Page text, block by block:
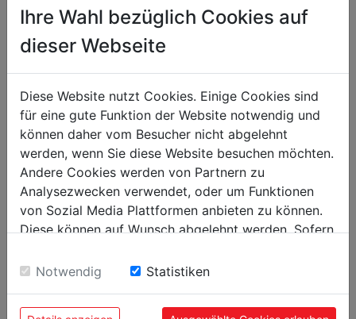
packaging
packaging width in mm
400
packaging length in mm
700
general data
EAN code
9120039903620
PU in pieces
5
Ihre Wahl bezüglich Cookies auf
dieser Webseite
Diese Website nutzt Cookies. Einige Cookies sind
für eine gute Funktion der Website notwendig und
können daher vom Besucher nicht abgelehnt
werden, wenn Sie diese Website besuchen möchten.
Andere Cookies werden von Partnern zu
Analysezwecken verwendet, oder um Funktionen
von Sozial Media Plattformen anbieten zu können.
Diese können auf Wunsch abgelehnt werden. Sofern
Einwilligung zu unseren Cookies.
Notwendig Statistiken